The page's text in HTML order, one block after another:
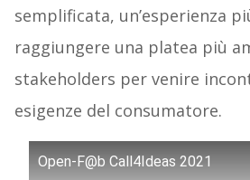
semplificata, un’esperienza
raggiungere una platea più
stakeholders per venire
esigenze del consumatore.
Open-F@b Call4Ideas 2021